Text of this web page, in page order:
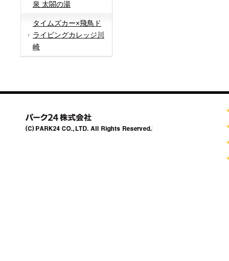
泉 太閤の湯
タイムズカー×飛鳥ド
ライビングカレッジ川
崎